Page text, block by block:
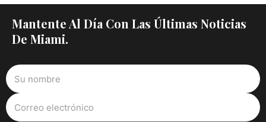
Mantente Al Día Con Las Últimas Noticias
De Miami.